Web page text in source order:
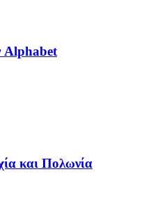
Alphabet
και Πολωνία